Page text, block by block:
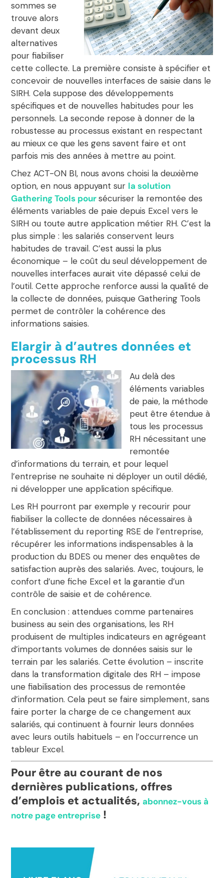
sommes se
trouve alors
devant deux
alternatives
pour fiabiliser
cette collecte. La première consiste à spécifier et
concevoir de nouvelles interfaces de saisie dans le
SIRH. Cela suppose des développements
spécifiques et de nouvelles habitudes pour les
personnels. La seconde repose à donner de la
robustesse au processus existant en respectant
au mieux ce que les gens savent faire et ont
parfois mis des années à mettre au point.
Chez ACT-ON BI, nous avons choisi la deuxième
option, en nous appuyant sur la solution
Gathering Tools poursécuriser la remontée des
éléments variables de paie depuis Excel vers le
SIRH ou toute autre application métier RH. C’est la
plus simple : les salariés conservent leurs
habitudes de travail. C’est aussi la plus
économique – le coût du seul développement de
nouvelles interfaces aurait vite dépassé celui de
l’outil. Cette approche renforce aussi la qualité de
la collecte de données, puisque Gathering Tools
permet de contrôler la cohérence des
informations saisies.
Elargir à d’autres données et
processus RH
Au delà des
éléments variables
de paie, la méthode
peut être étendue à
tous les processus
RH nécessitant une
remontée
d’informations du terrain, et pour lequel
l’entreprise ne souhaite ni déployer un outil dédié,
ni développer une application spécifique.
Les RH pourront par exemple y recourir pour
fiabiliser la collecte de données nécessaires à
l’établissement du reporting RSE de l’entreprise,
récupérer les informations indispensables à la
production du BDES ou mener des enquêtes de
satisfaction auprès des salariés. Avec, toujours, le
confort d’une fiche Excel et la garantie d’un
contrôle de saisie et de cohérence.
En conclusion : attendues comme partenaires
business au sein des organisations, les RH
produisent de multiples indicateurs en agrégeant
d’importants volumes de données saisis sur le
terrain par les salariés. Cette évolution – inscrite
dans la transformation digitale des RH – impose
une fiabilisation des processus de remontée
d’information. Cela peut se faire simplement, sans
faire porter la charge de ce changement aux
salariés, qui continuent à fournir leurs données
avec leurs outils habituels – en l’occurrence un
tableur Excel.
Pour être au courant de nos
dernières publications, offres
d’emplois et actualités, abonnez-vous à
notre page entreprise !